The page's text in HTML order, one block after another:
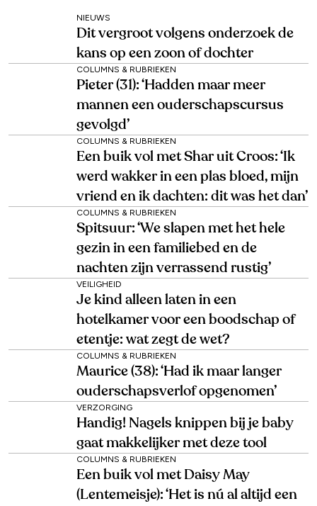
NIEUWS
Dit vergroot volgens onderzoek de
kans op een zoon of dochter
COLUMNS & RUBRIEKEN
Pieter (31): ‘Hadden maar meer
mannen een ouderschapscursus
gevolgd’
COLUMNS & RUBRIEKEN
Een buik vol met Shar uit Croos: ‘Ik
werd wakker in een plas bloed, mijn
vriend en ik dachten: dit was het dan’
COLUMNS & RUBRIEKEN
Spitsuur: ‘We slapen met het hele
gezin in een familiebed en de
nachten zijn verrassend rustig’
VEILIGHEID
Je kind alleen laten in een
hotelkamer voor een boodschap of
etentje: wat zegt de wet?
COLUMNS & RUBRIEKEN
Maurice (38): ‘Had ik maar langer
ouderschapsverlof opgenomen’
VERZORGING
Handig! Nagels knippen bij je baby
gaat makkelijker met deze tool
COLUMNS & RUBRIEKEN
Een buik vol met Daisy May
(Lentemeisje): ‘Het is nú al altijd een